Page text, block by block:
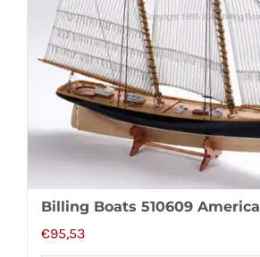
Billing Boats 510609 America
€95,53